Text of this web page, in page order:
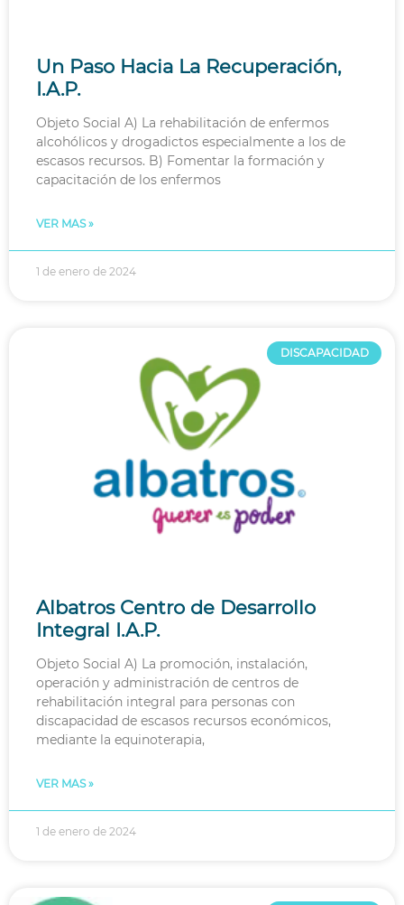
Un Paso Hacia La Recuperación,
I.A.P.
Objeto Social A) La rehabilitación de enfermos
alcohólicos y drogadictos especialmente a los de
escasos recursos. B) Fomentar la formación y
capacitación de los enfermos
VER MAS »
1 de enero de 2024
DISCAPACIDAD
Albatros Centro de Desarrollo
Integral I.A.P.
Objeto Social A) La promoción, instalación,
operación y administración de centros de
rehabilitación integral para personas con
discapacidad de escasos recursos económicos,
mediante la equinoterapia,
VER MAS »
1 de enero de 2024